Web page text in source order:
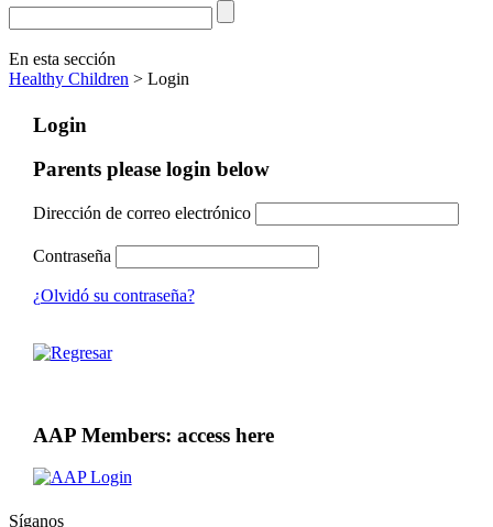
En esta sección
Healthy Children > Login
Login
Parents please login below
Dirección de correo electrónico
Contraseña
¿Olvidó su contraseña?
AAP Members: access here
Síganos